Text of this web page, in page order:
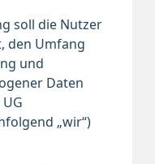
soll die Nutzer
den Umfang
und
Daten
„wir“)